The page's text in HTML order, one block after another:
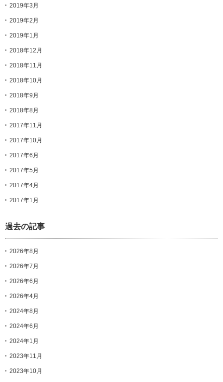
2019年3月
2019年2月
2019年1月
2018年12月
2018年11月
2018年10月
2018年9月
2018年8月
2017年11月
2017年10月
2017年6月
2017年5月
2017年4月
2017年1月
過去の記事
2026年8月
2026年7月
2026年6月
2026年4月
2024年8月
2024年6月
2024年1月
2023年11月
2023年10月